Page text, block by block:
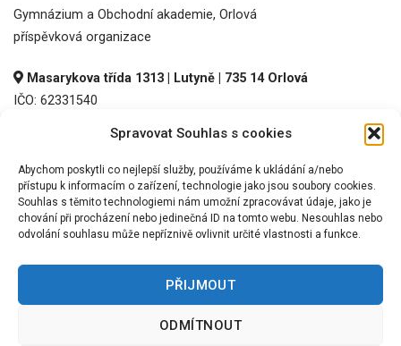
Spravovat Souhlas s cookies
Abychom poskytli co nejlepší služby, používáme k ukládání a/nebo
přístupu k informacím o zařízení, technologie jako jsou soubory cookies.
Souhlas s těmito technologiemi nám umožní zpracovávat údaje, jako je
chování při procházení nebo jedinečná ID na tomto webu. Nesouhlas nebo
odvolání souhlasu může nepříznivě ovlivnit určité vlastnosti a funkce.
PŘIJMOUT
ODMÍTNOUT
Gymnázium a Obchodní akademie, Orlová
příspěvková organizace
Masarykova třída 1313 | Lutyně | 735 14 Orlová
IČO: 62331540
REDIZO: 600016536
©